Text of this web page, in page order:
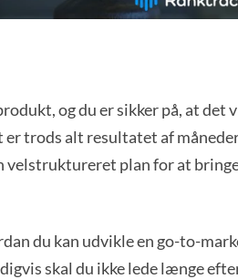
og du er sikker på, at det
er trods alt resultatet af
velstruktureret plan for at
du kan udvikle en go-to-
skal du ikke lede længe